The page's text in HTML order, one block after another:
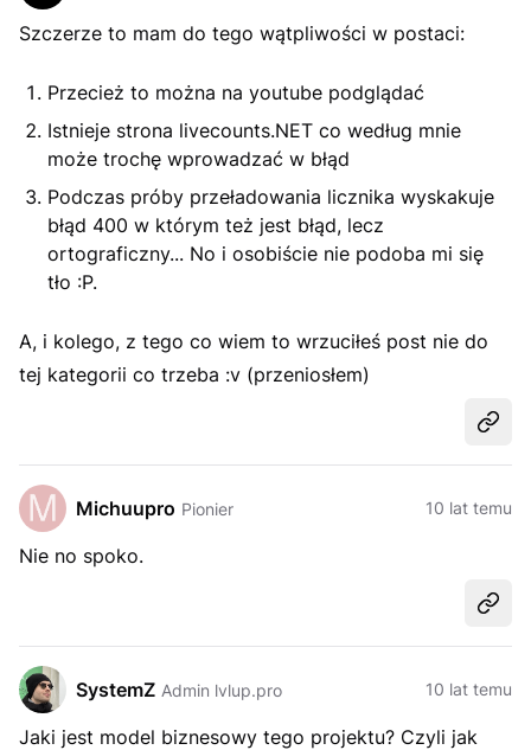
Szczerze to mam do tego wątpliwości w postaci:
Przecież to można na youtube podglądać
Istnieje strona livecounts.NET co według mnie
może trochę wprowadzać w błąd
Podczas próby przeładowania licznika wyskakuje
błąd 400 w którym też jest błąd, lecz
ortograficzny... No i osobiście nie podoba mi się
tło :P.
A, i kolego, z tego co wiem to wrzuciłeś post nie do
tej kategorii co trzeba :v (przeniosłem)
Michuupro Pionier 10 lat temu
Nie no spoko.
SystemZ Admin lvlup.pro 10 lat temu
Jaki jest model biznesowy tego projektu? Czyli jak